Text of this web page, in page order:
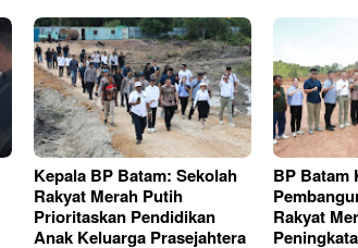
Kepala BP Batam: Sekolah
Rakyat Merah Putih
Prioritaskan Pendidikan
Anak Keluarga Prasejahtera
BP Batam
Rakyat